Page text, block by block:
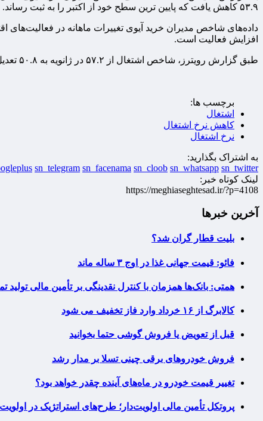
۵۳.۹ کاهش یافت که پایین ترین سطح خود از اکتبر را به ثبت رساند.
افزایش فعالیت است.
طبق گزارش رویترز، شاخص اشتغال از ۵۷.۲ در ژانویه به ۵۰.۸ تعدیل شده کاهش یافت، در حالی که شاخص قیمت‌ها از ۶۲.۲ به ۶۰.۴ رسید.
برچسب ها:
اشتغال
کاهش نرخ اشتغال
نرخ اشتغال
به اشتراک بگذارید:
sn_telegram sn_facenama sn_cloob sn_whatsapp sn_twitter
لینک کوتاه خبر:
https://meghiaseghtesad.ir/?p=4108
آخرین خبرها
بلیت قطار گران شد؟
فائو: قیمت جهانی غذا در اوج ۳ ساله ماند
همتی: بانک‌ها همزمان با کنترل نقدینگی بر تأمین مالی تولید
کالابرگ از ۱۶ خرداد وارد فاز تخفیف می شود
قبل از تعویض یا فروش گوشی حتما بخوانید
فروش خودروهای برقی چینی تسلا بر مدار رشد
تغییر قیمت خودرو در ماه‌های آینده چقدر خواهد بود؟
پروتکل تأمین مالی اولویت‌دار؛ طرح‌های استراتژیک در